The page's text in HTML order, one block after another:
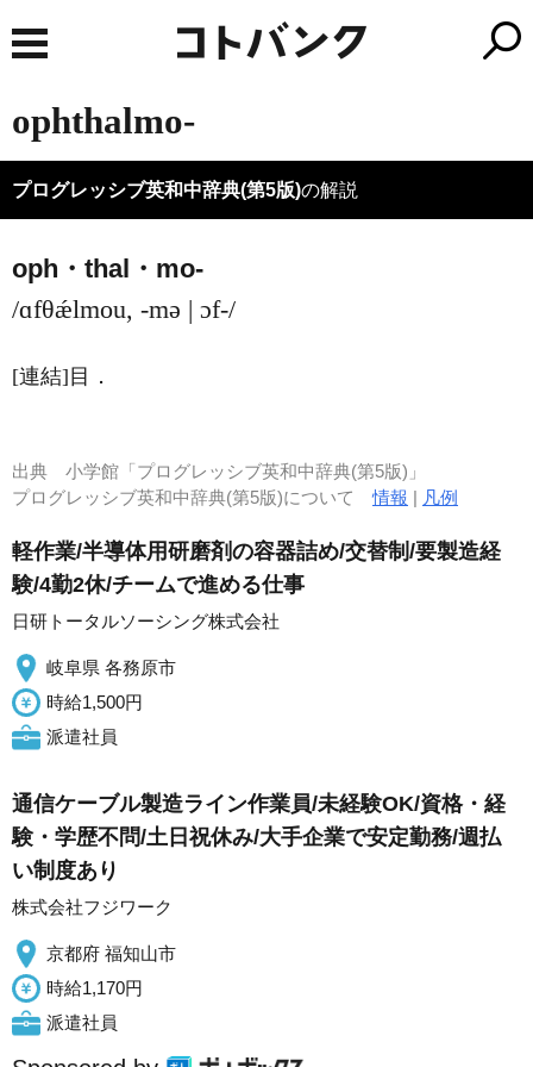
ophthalmo-
プログレッシブ英和中辞典(第5版)の解説
oph・thal・mo-
/ɑfθǽlmou, -mə | ɔf-/
[連結] 目 ．
出典 小学館「プログレッシブ英和中辞典(第5版)」
プログレッシブ英和中辞典(第5版)について情報 | 凡例
軽作業/半導体用研磨剤の容器詰め/交替制/要製造経
験/4勤2休/チームで進める仕事
日研トータルソーシング株式会社
岐阜県 各務原市
時給1,500円
派遣社員
通信ケーブル製造ライン作業員/未経験OK/資格・経
験・学歴不問/土日祝休み/大手企業で安定勤務/週払
い制度あり
株式会社フジワーク
京都府 福知山市
時給1,170円
派遣社員